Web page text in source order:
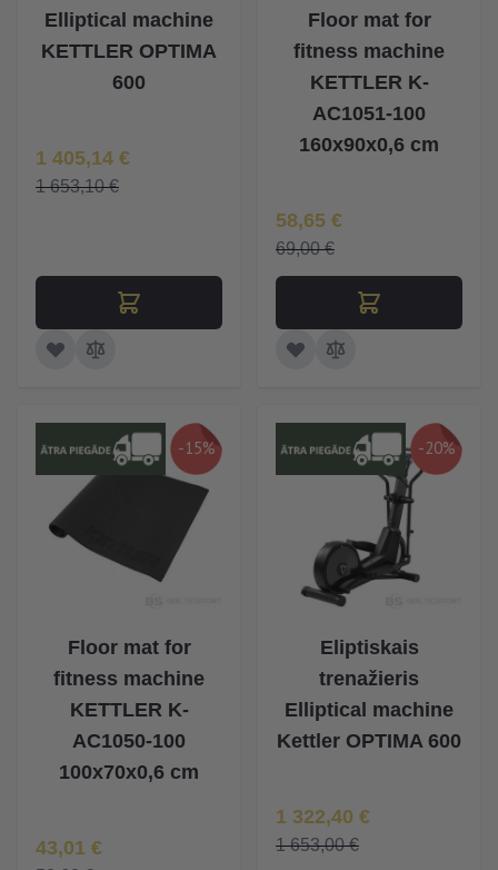
Elliptical machine
KETTLER OPTIMA
600
Īpaša Cena
1 405,14 €
1 653,10 €
Floor mat for
fitness machine
KETTLER K-
AC1051-100
160x90x0,6 cm
Īpaša Cena
58,65 €
69,00 €
-15%
Floor mat for
fitness machine
KETTLER K-
AC1050-100
100x70x0,6 cm
Īpaša Cena
43,01 €
-20%
Eliptiskais
trenažieris
Elliptical machine
Kettler OPTIMA 600
Īpaša Cena
1 322,40 €
1 653,00 €